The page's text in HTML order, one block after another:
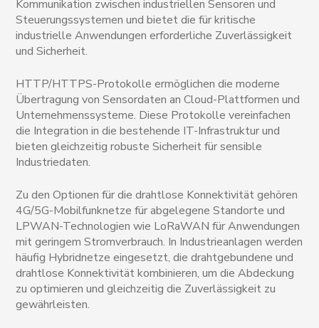
Kommunikation zwischen industriellen Sensoren und
Steuerungssystemen und bietet die für kritische
industrielle Anwendungen erforderliche Zuverlässigkeit
und Sicherheit.
HTTP/HTTPS-Protokolle ermöglichen die moderne
Übertragung von Sensordaten an Cloud-Plattformen und
Unternehmenssysteme. Diese Protokolle vereinfachen
die Integration in die bestehende IT-Infrastruktur und
bieten gleichzeitig robuste Sicherheit für sensible
Industriedaten.
Zu den Optionen für die drahtlose Konnektivität gehören
4G/5G-Mobilfunknetze für abgelegene Standorte und
LPWAN-Technologien wie LoRaWAN für Anwendungen
mit geringem Stromverbrauch. In Industrieanlagen werden
häufig Hybridnetze eingesetzt, die drahtgebundene und
drahtlose Konnektivität kombinieren, um die Abdeckung
zu optimieren und gleichzeitig die Zuverlässigkeit zu
gewährleisten.